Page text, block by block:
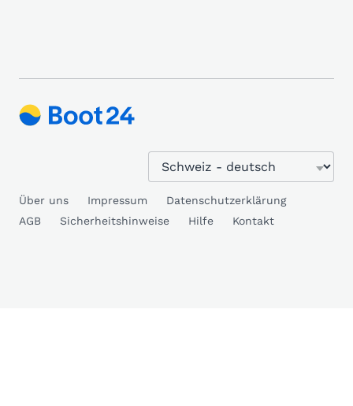
Über uns Impressum
Datenschutzerklärung
AGB
Sicherheitshinweise Hilfe Kontakt